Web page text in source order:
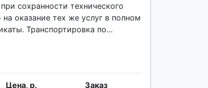
сохранности технического
оказание тех же услуг в полном
Транспортировка по
Цена, р. Заказ